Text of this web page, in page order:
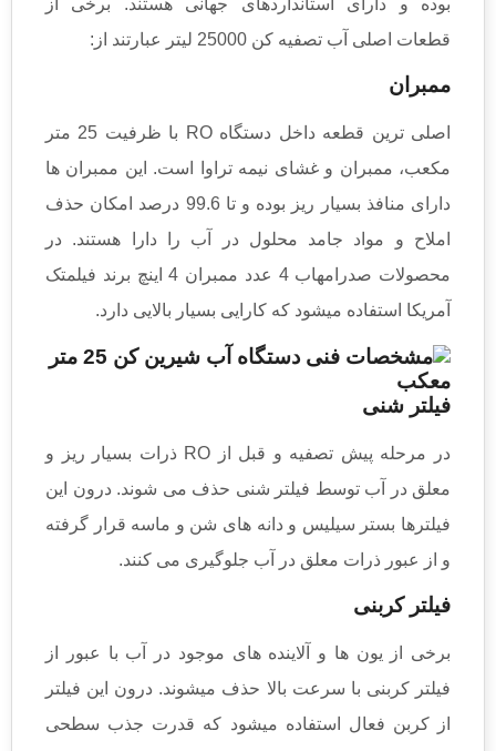
قطعات اصلی آب تصفیه کن 25000 لیتر عبارتند از:
ممبران
اصلی ترین قطعه داخل دستگاه RO با ظرفیت 25 متر
مکعب، ممبران و غشای نیمه تراوا است. این ممبران ها
دارای منافذ بسیار ریز بوده و تا 99.6 درصد امکان حذف
املاح و مواد جامد محلول در آب را دارا هستند. در
محصولات صدرامهاب 4 عدد ممبران 4 اینچ برند فیلمتک
آمریکا استفاده میشود که کارایی بسیار بالایی دارد.
فیلتر شنی
در مرحله پیش تصفیه و قبل از RO ذرات بسیار ریز و
معلق در آب توسط فیلتر شنی حذف می شوند. درون این
فیلترها بستر سیلیس و دانه های شن و ماسه قرار گرفته
و از عبور ذرات معلق در آب جلوگیری می کنند.
فیلتر کربنی
برخی از یون ها و آلاینده های موجود در آب با عبور از
فیلتر کربنی با سرعت بالا حذف میشوند. درون این فیلتر
از کربن فعال استفاده میشود که قدرت جذب سطحی